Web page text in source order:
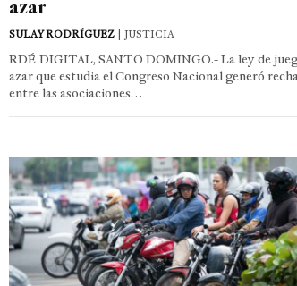
azar
SULAY RODRÍGUEZ | JUSTICIA
RDÉ DIGITAL, SANTO DOMINGO.- La ley de
azar que estudia el Congreso Nacional generó
entre las asociaciones…